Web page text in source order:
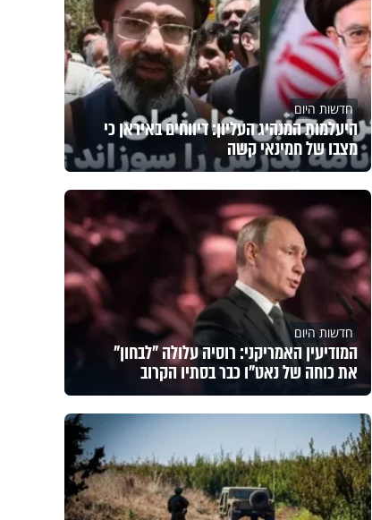
חדשות היום
היעלמות המנהיג העליון: דיווחים באיראן כי
מצבו של חמינאי קשה
חדשות היום
המודיעין האמריקני: רוסיה עלולה "לבחון"
את כוחה של נאט"ו כבר בסתיו הקרוב